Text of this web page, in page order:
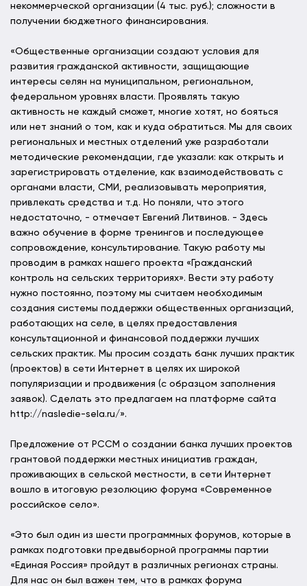
некоммерческой организации (4 тыс. руб.); сложности в
получении бюджетного финансирования.
«Общественные организации создают условия для
развития гражданской активности, защищающие
интересы селян на муниципальном, региональном,
федеральном уровнях власти. Проявлять такую
активность не каждый сможет, многие хотят, но бояться
или нет знаний о том, как и куда обратиться. Мы для своих
региональных и местных отделений уже разработали
методические рекомендации, где указали: как открыть и
зарегистрировать отделение, как взаимодействовать с
органами власти, СМИ, реализовывать мероприятия,
привлекать средства и т.д. Но поняли, что этого
недостаточно, - отмечает Евгений Литвинов. - Здесь
важно обучение в форме тренингов и последующее
сопровождение, консультирование. Такую работу мы
проводим в рамках нашего проекта «Гражданский
контроль на сельских территориях». Вести эту работу
нужно постоянно, поэтому мы считаем необходимым
создания системы поддержки общественных организаций,
работающих на селе, в целях предоставления
консультационной и финансовой поддержки лучших
сельских практик. Мы просим создать банк лучших практик
(проектов) в сети Интернет в целях их широкой
популяризации и продвижения (с образцом заполнения
заявок). Сделать это предлагаем на платформе сайта
http://nasledie-sela.ru/».
Предложение от РССМ о создании банка лучших проектов
грантовой поддержки местных инициатив граждан,
проживающих в сельской местности, в сети Интернет
вошло в итоговую резолюцию форума «Современное
российское село».
«Это был один из шести программных форумов, которые в
рамках подготовки предвыборной программы партии
«Единая Россия» пройдут в различных регионах страны.
Для нас он был важен тем, что в рамках форума